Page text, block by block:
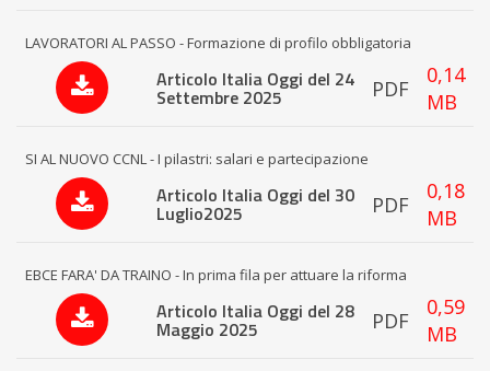
LAVORATORI AL PASSO - Formazione di profilo obbligatoria
Articolo Italia Oggi del 24
Settembre 2025 PDF
0,14
MB
SI AL NUOVO CCNL - I pilastri: salari e partecipazione
Articolo Italia Oggi del 30
Luglio2025 PDF
0,18
MB
EBCE FARA' DA TRAINO - In prima fila per attuare la riforma
Articolo Italia Oggi del 28
Maggio 2025 PDF
0,59
MB